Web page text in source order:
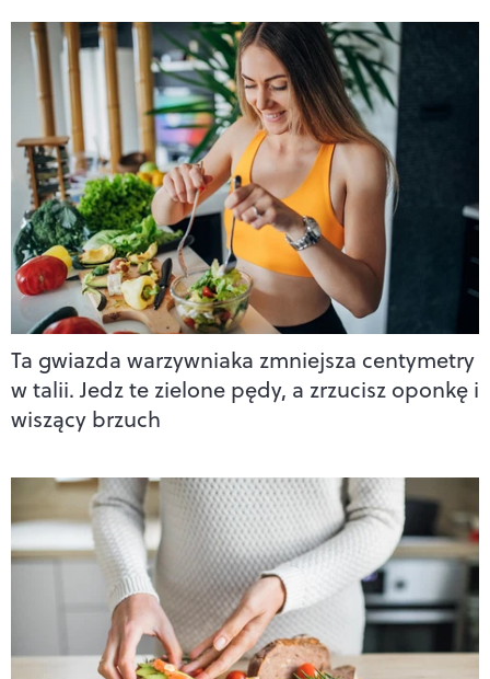
Ta gwiazda warzywniaka zmniejsza centymetry
w talii. Jedz te zielone pędy, a zrzucisz oponkę i
wiszący brzuch